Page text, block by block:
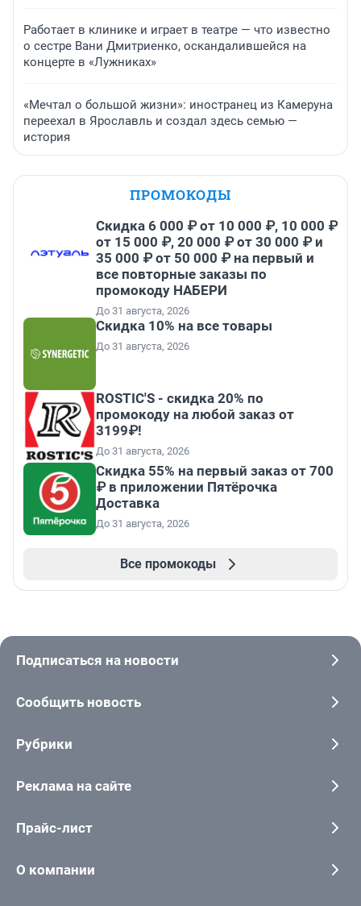
Работает в клинике и играет в театре — что известно
о сестре Вани Дмитриенко, оскандалившейся на
концерте в «Лужниках»
«Мечтал о большой жизни»: иностранец из Камеруна
переехал в Ярославль и создал здесь семью —
история
ПРОМОКОДЫ
Скидка 6 000 ₽ от 10 000 ₽, 10 000 ₽
от 15 000 ₽, 20 000 ₽ от 30 000 ₽ и
35 000 ₽ от 50 000 ₽ на первый и
все повторные заказы по
промокоду НАБЕРИ
До 31 августа, 2026
Скидка 10% на все товары
До 31 августа, 2026
ROSTIC'S - скидка 20% по
промокоду на любой заказ от
3199₽!
До 31 августа, 2026
Скидка 55% на первый заказ от 700
₽ в приложении Пятёрочка
Доставка
До 31 августа, 2026
Все промокоды
Подписаться на новости
Сообщить новость
Рубрики
Реклама на сайте
Прайс-лист
О компании